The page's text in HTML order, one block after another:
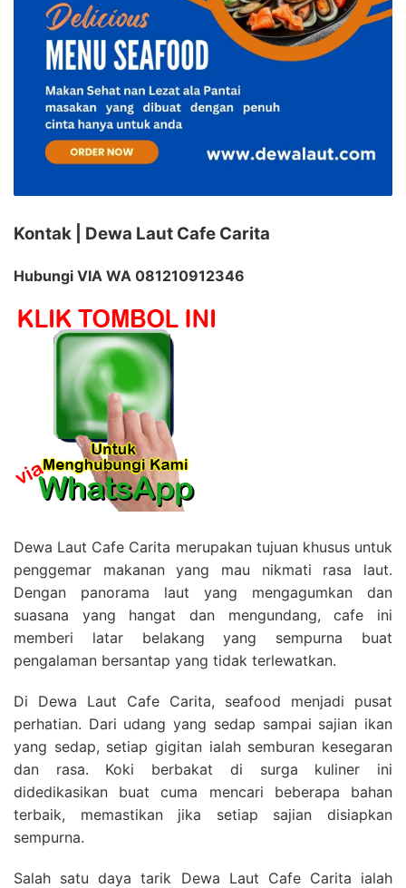
Kontak | Dewa Laut Cafe Carita
Hubungi VIA WA 081210912346
Dewa Laut Cafe Carita merupakan tujuan khusus untuk
penggemar makanan yang mau nikmati rasa laut.
Dengan panorama laut yang mengagumkan dan
suasana yang hangat dan mengundang, cafe ini
memberi latar belakang yang sempurna buat
pengalaman bersantap yang tidak terlewatkan.
Di Dewa Laut Cafe Carita, seafood menjadi pusat
perhatian. Dari udang yang sedap sampai sajian ikan
yang sedap, setiap gigitan ialah semburan kesegaran
dan rasa. Koki berbakat di surga kuliner ini
didedikasikan buat cuma mencari beberapa bahan
terbaik, memastikan jika setiap sajian disiapkan
sempurna.
Salah satu daya tarik Dewa Laut Cafe Carita ialah